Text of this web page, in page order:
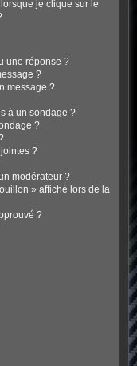
je clique sur le
une réponse ?
?
message ?
à un sondage ?
?
?
modérateur ?
» affiché lors de la
?